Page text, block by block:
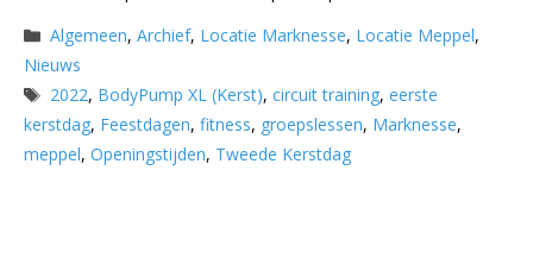
Categorieën
Algemeen,Archief, Locatie Marknesse, Locatie Meppel,
Nieuws
Tags
2022, BodyPump XL (Kerst),circuit training,eerste
kerstdag, Feestdagen, fitness, groepslessen, Marknesse,
meppel, Openingstijden, Tweede Kerstdag